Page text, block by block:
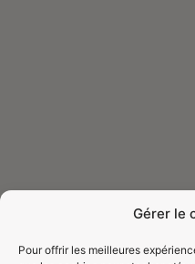
Gérer le
Pour offrir les meilleures